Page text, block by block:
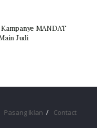
MANDAT
Judi
Pasang Iklan Contact